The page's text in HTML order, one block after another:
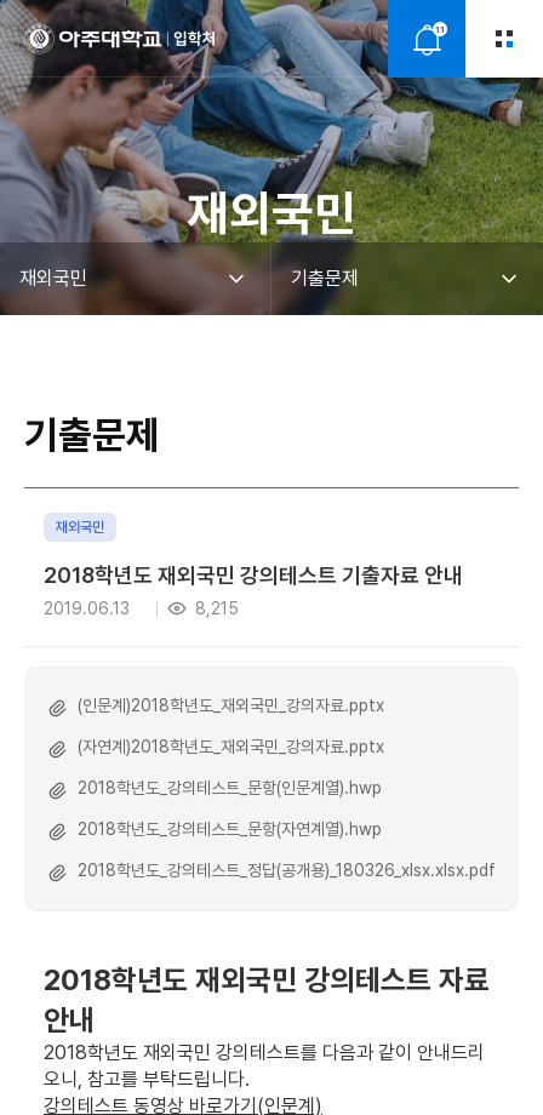
알
림
11
재외국민
기출문제
재외국민
2018학년도 재외국민 강의테스트 기출자료 안내
2019.06.13 8,215
(인문계)2018학년도_재외국민_강의자료.pptx
(자연계)2018학년도_재외국민_강의자료.pptx
2018학년도_강의테스트_문항(인문계열).hwp
2018학년도_강의테스트_문항(자연계열).hwp
2018학년도_강의테스트_정답(공개용)_180326_xlsx.xlsx.pdf
2018학년도 재외국민 강의테스트 자료
안내
2018학년도 재외국민 강의테스트를 다음과 같이 안내드리
오니, 참고를 부탁드립니다.
강의테스트 동영상 바로가기(인문계)